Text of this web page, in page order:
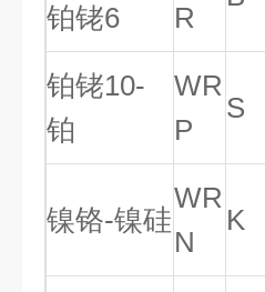
铂铑6 R
铂铑10-
铂
WR
P
S
镍铬-镍硅
WR
N
K